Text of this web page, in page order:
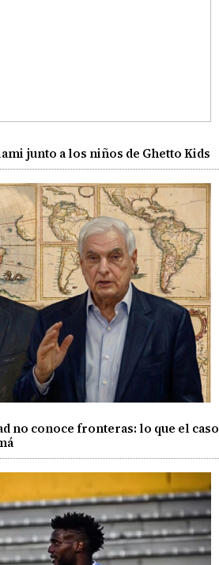
junto a los niños de Ghetto Kids
no conoce fronteras: lo que el caso